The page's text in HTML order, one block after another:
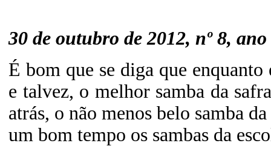
30 de outubro de 2012, nº 8,
É bom que se diga que
e talvez, o melhor samba da
atrás, o não menos belo samba
um bom tempo os sambas da